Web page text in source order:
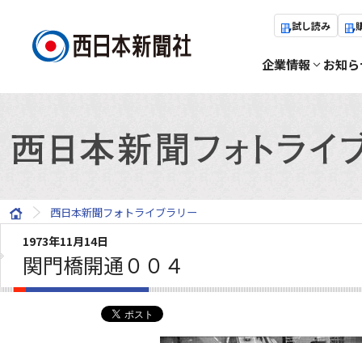
試し読み
企業情報 お知
西日本新聞フォトライブラリー
1973年11月14日
関門橋開通００４